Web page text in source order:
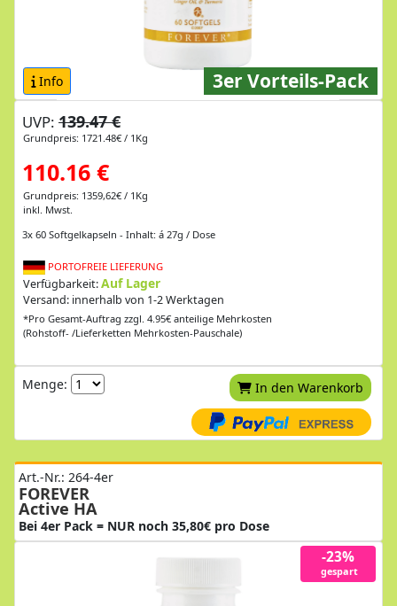
Info 3er Vorteils-Pack
UVP: 139.47 €
Grundpreis: 1721.48€ / 1Kg
110.16 €
Grundpreis: 1359,62€ / 1Kg
inkl. Mwst.
3x 60 Softgelkapseln - Inhalt: á 27g / Dose
PORTOFREIE LIEFERUNG
Verfügbarkeit:Auf Lager
Versand: innerhalb von 1-2 Werktagen
*Pro Gesamt-Auftrag zzgl. 4.95€ anteilige Mehrkosten
(Rohstoff- /Lieferketten Mehrkosten-Pauschale)
Menge: In den Warenkorb
Art.-Nr.: 264-4er
FOREVER
Active HA
Bei 4er Pack = NUR noch 35,80€ pro Dose
-23%
gespart